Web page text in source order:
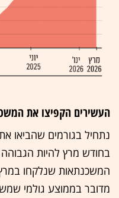
העשירים הקפיצו את
נתחיל בגורמים
בחודש מרץ להיות
מדובר בממוצע גולמי